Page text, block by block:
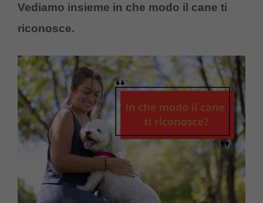
Vediamo insieme in che modo il cane ti
riconosce.